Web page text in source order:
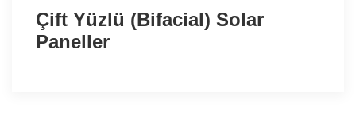
Çift Yüzlü (Bifacial) Solar
Paneller